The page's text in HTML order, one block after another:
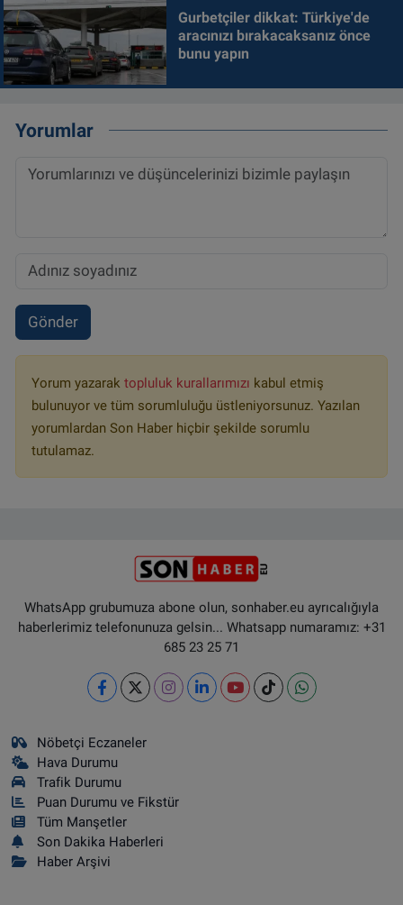
Gurbetçiler dikkat: Türkiye'de
aracınızı bırakacaksanız önce
bunu yapın
Yorumlar
Gönder
Yorum yazarak topluluk kurallarımızı kabul etmiş
bulunuyor ve tüm sorumluluğu üstleniyorsunuz. Yazılan
yorumlardan Son Haber hiçbir şekilde sorumlu
tutulamaz.
WhatsApp grubumuza abone olun, sonhaber.eu ayrıcalığıyla
haberlerimiz telefonunuza gelsin... Whatsapp numaramız: +31
685 23 25 71
Nöbetçi Eczaneler
Hava Durumu
Trafik Durumu
Puan Durumu ve Fikstür
Tüm Manşetler
Son Dakika Haberleri
Haber Arşivi